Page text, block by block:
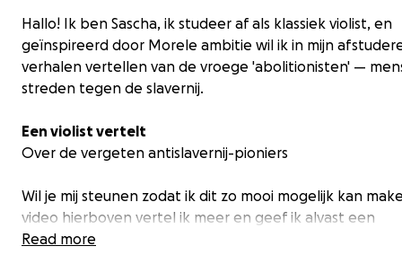
Hallo! Ik ben Sascha, ik studeer af als klassiek violist, en
geïnspireerd door Morele ambitie wil ik in mijn
verhalen vertellen van de vroege 'abolitionisten' —
streden tegen de slavernij.
Een violist vertelt
Over de vergeten antislavernij-pioniers
Wil je mij steunen zodat ik dit zo mooi mogelijk kan
video hierboven vertel ik meer en geef ik alvast een
voorproefje. Lang heb ik nagedacht over hoe ik een
Read more